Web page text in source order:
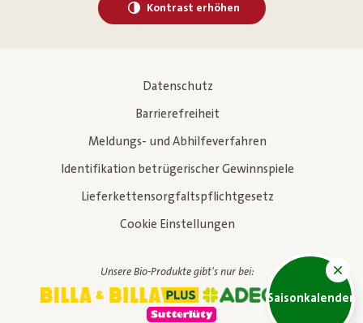
Saisonkalender
Kontrast erhöhen
Datenschutz
Barrierefreiheit
Meldungs- und Abhilfeverfahren
Identifikation betrügerischer Gewinnspiele
Lieferkettensorgfaltspflichtgesetz
Cookie Einstellungen
Unsere Bio-Produkte gibt's nur bei: